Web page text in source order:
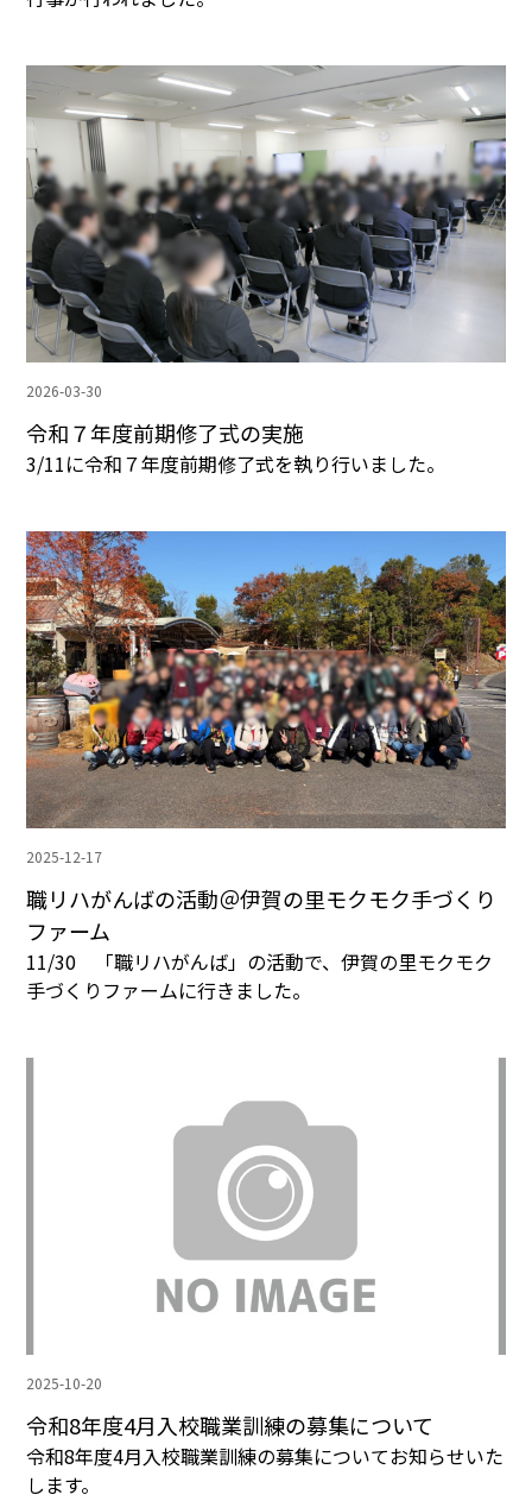
2026-03-30
令和７年度前期修了式の実施
3/11に令和７年度前期修了式を執り行いました。
2025-12-17
職リハがんばの活動＠伊賀の里モクモク手づくり
ファーム
11/30 「職リハがんば」の活動で、伊賀の里モクモク
手づくりファームに行きました。
2025-10-20
令和8年度4月入校職業訓練の募集について
令和8年度4月入校職業訓練の募集についてお知らせいた
します。